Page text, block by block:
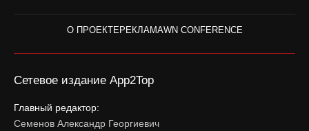
О ПРОЕКТЕРЕКЛАМАWN CONFERENCE
Сетевое издание App2Top
Главный редактор:
Семенов Александр Георгиевич